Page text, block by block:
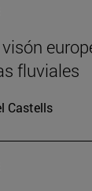
fluviales
Castells